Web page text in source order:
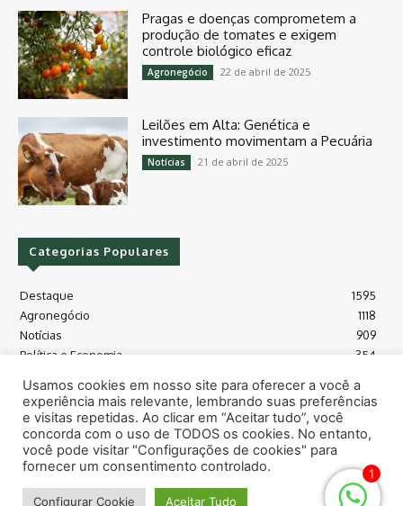
Pragas e doenças comprometem a
produção de tomates e exigem
controle biológico eficaz
Agronegócio 22 de abril de 2025
Leilões em Alta: Genética e
investimento movimentam a Pecuária
Notícias 21 de abril de 2025
Categorias Populares
Destaque
1595
Agronegócio
1118
Notícias
909
Política e Economia
354
Máquinas e Tecnologia
128
Grãos - soja e milho
Meio Ambiente
115
© Todos os direitos reservados safras.news
1
Usamos cookies em nosso site para oferecer a você a
experiência mais relevante, lembrando suas preferências
e visitas repetidas. Ao clicar em “Aceitar tudo”, você
concorda com o uso de TODOS os cookies. No entanto,
você pode visitar "Configurações de cookies" para
fornecer um consentimento controlado.
Configurar Cookie Aceitar Tudo